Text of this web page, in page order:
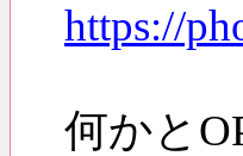
https://
何かと